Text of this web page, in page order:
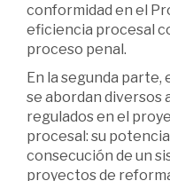
conformidad en el
eficiencia procesal
proceso penal.
En la segunda parte,
se abordan diversos
regulados en el
procesal: su
consecución de un
proyectos de